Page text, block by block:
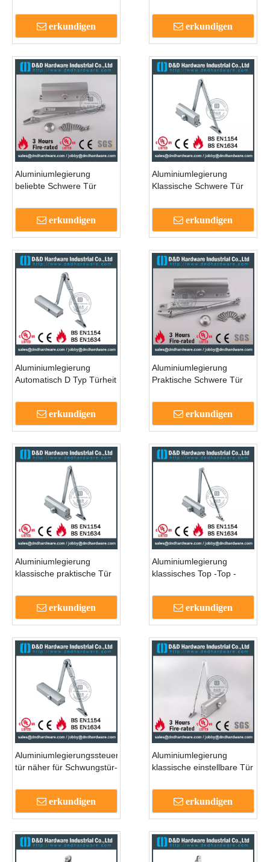
erkundigen
Eingangstür - DDDC -64B
erkundigen
Aluminiumlegierung
beliebte Schwere Tür
DDDC-503BC
erkundigen
Aluminiumlegierung
Klassische Schwere Tür
Außentür-DDDC-61
erkundigen
Aluminiumlegierung
Automatisch D Typ Türheit
DDDC -G30
erkundigen
Aluminiumlegierung
Praktische Schwere Tür
-703
erkundigen
Aluminiumlegierung
klassische praktische Tür
Metalltür - DDDC -63B
erkundigen
Aluminiumlegierung
klassisches Top -Top -
Tür - DDDC -62B2
erkundigen
Aluminiumlegierungssteuerungstür
tür näher für Schwungstür-
erkundigen
Aluminiumlegierung
klassische einstellbare Tür
-074
erkundigen